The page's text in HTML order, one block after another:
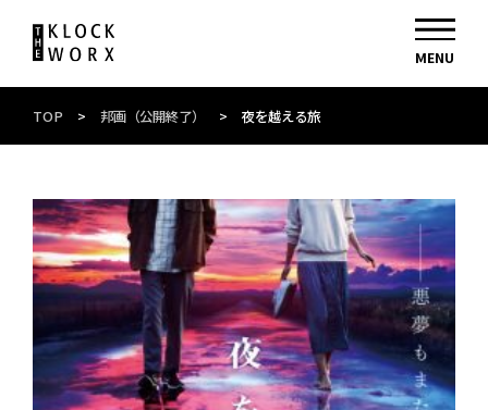
TOP > 邦画（公開終了） > 夜を越える旅